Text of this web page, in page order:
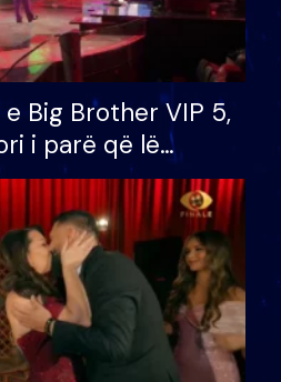
Big Brother VIP 5,
i parë që lë
mundësinë për
e madh